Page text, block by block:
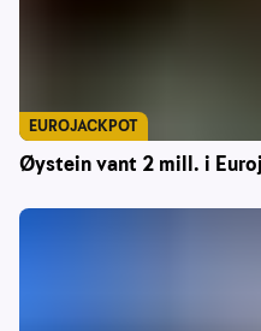
Øystein vant 2 mill. i
EUROJACKPOT